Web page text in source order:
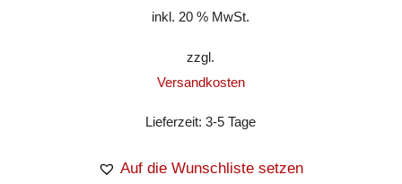
inkl. 20 % MwSt.
zzgl.
Versandkosten
Lieferzeit:3-5 Tage
Auf die Wunschliste setzen